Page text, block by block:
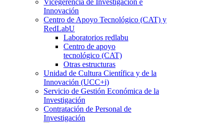
Vicegerencia de Investigación e
Innovación
Centro de Apoyo Tecnológico (CAT) y
RedLabU
Laboratorios redlabu
Centro de apoyo
tecnológico (CAT)
Otras estructuras
Unidad de Cultura Científica y de la
Innovación (UCC+i)
Servicio de Gestión Económica de la
Investigación
Contratación de Personal de
Investigación